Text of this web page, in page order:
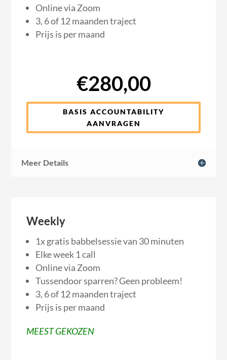
Online via Zoom
3, 6 of 12 maanden traject
Prijs is per maand
€280,00
BASIS ACCOUNTABILITY
AANVRAGEN
Meer Details
Weekly
1x gratis babbelsessie van 30 minuten
Elke week 1 call
Online via Zoom
Tussendoor sparren? Geen probleem!
3, 6 of 12 maanden traject
Prijs is per maand
MEEST GEKOZEN